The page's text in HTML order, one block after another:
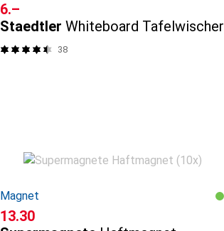
CHF
6.–
Staedtler Whiteboard Tafelwischer
38
Magnet
CHF
13.30